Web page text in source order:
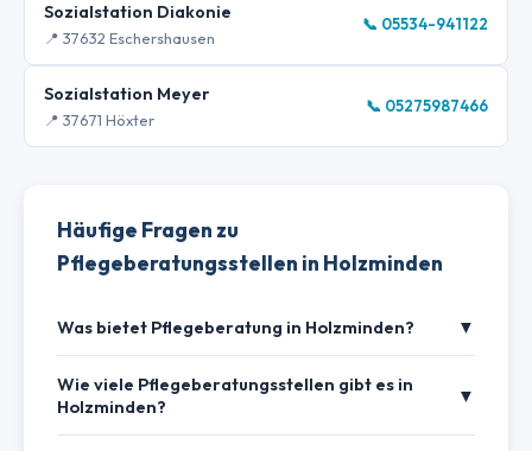
Sozialstation Diakonie
📍 37632 Eschershausen
📞 05534-941122
Sozialstation Meyer
📍 37671 Höxter
📞 05275987466
Häufige Fragen zu
Pflegeberatungsstellen in Holzminden
Was bietet Pflegeberatung in Holzminden? ▼
Wie viele Pflegeberatungsstellen gibt es in
Holzminden?
▼